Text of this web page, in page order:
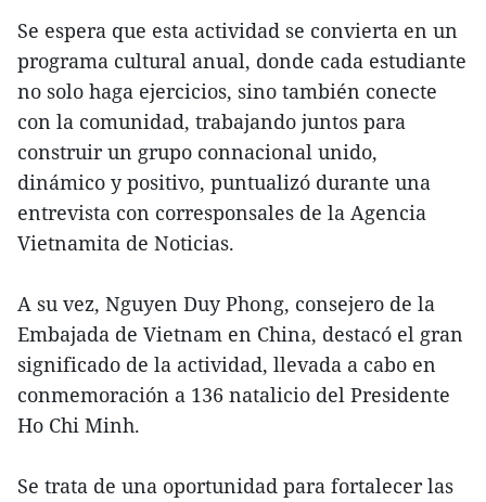
Se espera que esta actividad se convierta en un
programa cultural anual, donde cada estudiante
no solo haga ejercicios, sino también conecte
con la comunidad, trabajando juntos para
construir un grupo connacional unido,
dinámico y positivo, puntualizó durante una
entrevista con corresponsales de la Agencia
Vietnamita de Noticias.
A su vez, Nguyen Duy Phong, consejero de la
Embajada de Vietnam en China, destacó el gran
significado de la actividad, llevada a cabo en
conmemoración a 136 natalicio del Presidente
Ho Chi Minh.
Se trata de una oportunidad para fortalecer las